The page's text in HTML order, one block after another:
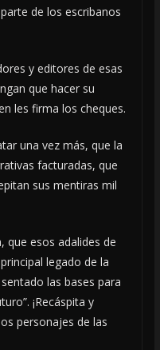
de los escribanos
y editores de esas
que hacer su
les firma los cheques.
una vez más, que la
facturadas, que
sus mentiras mil
que esos adalides de
legado de la
las bases para
¡Recáspita y
personajes de las